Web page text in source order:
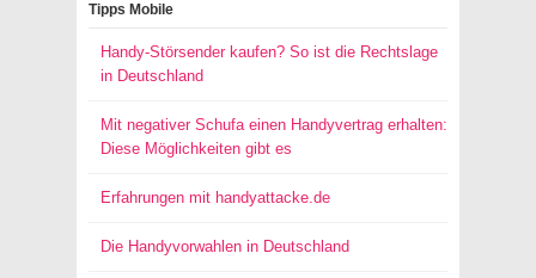
Tipps Mobile
Handy-Störsender kaufen? So ist die Rechtslage
in Deutschland
Mit negativer Schufa einen Handyvertrag erhalten:
Diese Möglichkeiten gibt es
Erfahrungen mit handyattacke.de
Die Handyvorwahlen in Deutschland